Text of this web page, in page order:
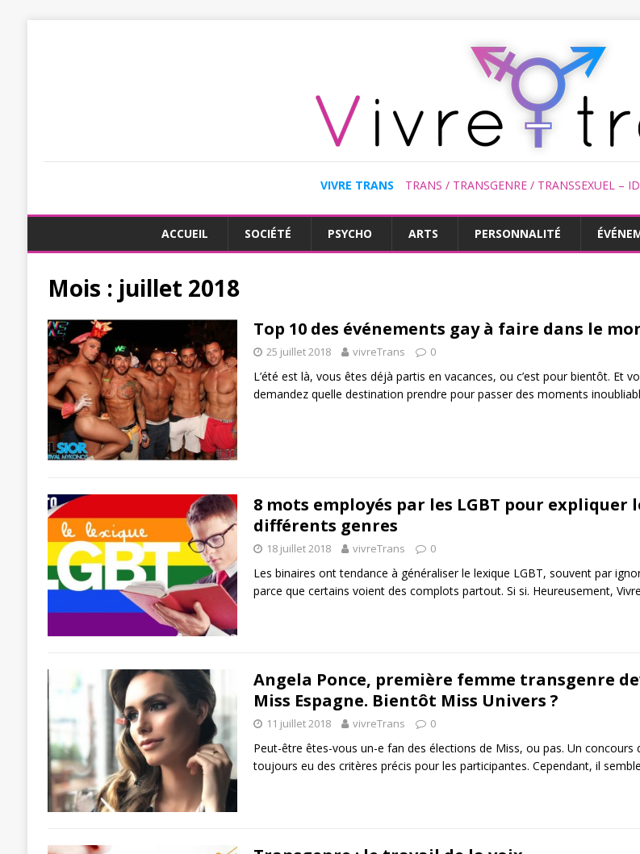
VIVRE TRANS TRANS / TRANSGENRE / TRANSSEXUEL –
ACCUEIL SOCIÉTÉ PSYCHO ARTS PERSONNALITÉ
Mois : juillet 2018
Top 10 des événements gay à faire dans le
25 juillet 2018 vivreTrans 0
L’été est là, vous êtes déjà partis en vacances, ou c’est pour bientôt. Et
demandez quelle destination prendre pour passer des moments
8 mots employés par les LGBT pour expliquer
différents genres
18 juillet 2018 vivreTrans 0
Les binaires ont tendance à généraliser le lexique LGBT, souvent par
parce que certains voient des complots partout. Si si. Heureusement,
Angela Ponce, première femme transgenre
Miss Espagne. Bientôt Miss Univers ?
11 juillet 2018 vivreTrans 0
Peut-être êtes-vous un-e fan des élections de Miss, ou pas. Un concours
toujours eu des critères précis pour les participantes. Cependant, il semble